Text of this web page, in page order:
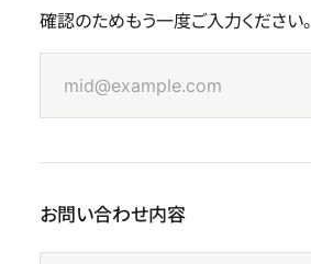
確認のためもう一度ご入力ください。
お問い合わせ内容